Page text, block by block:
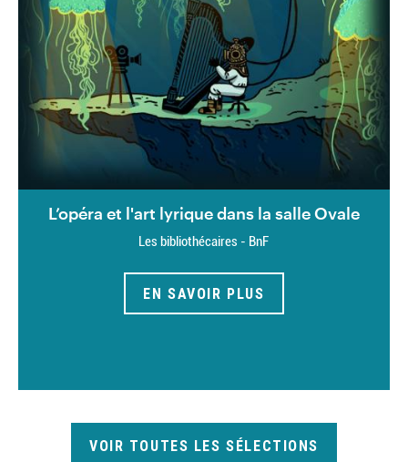
L’opéra et l'art lyrique dans la salle Ovale
Les bibliothécaires - BnF
EN SAVOIR PLUS
VOIR TOUTES LES SÉLECTIONS